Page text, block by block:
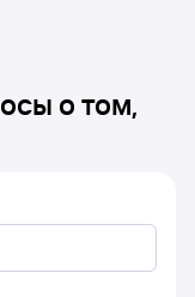
о том,